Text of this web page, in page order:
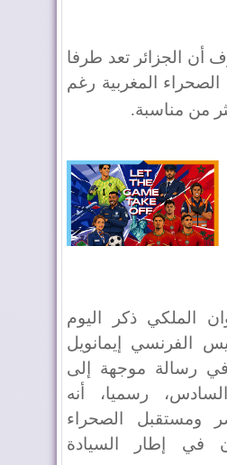
أن الجزائر تعد طرفا
المغربية رغم
من مناسبة.
الملكي ذكر اليوم
الفرنسي إيمانويل
رسالة موجهة إلى
رسميا، أنه
ومستقبل الصحراء
في إطار السيادة